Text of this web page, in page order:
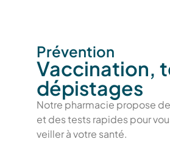
Prévention
Vaccination,
dépistages
Notre pharmacie propose
et des tests rapides pour
veiller à votre santé.